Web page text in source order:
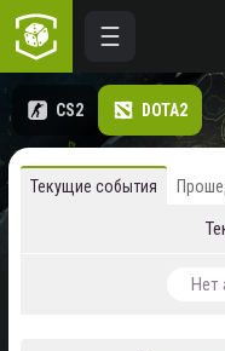
CS2 DOTA2
Текущие события
Нет